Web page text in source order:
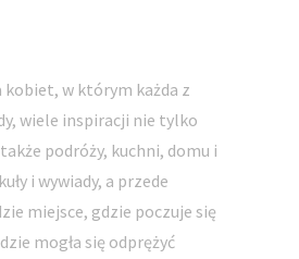
w którym każda z
wiele inspiracji nie tylko
podróży, kuchni, domu i
i wywiady, a przede
miejsce, gdzie poczuje się
mogła się odprężyć